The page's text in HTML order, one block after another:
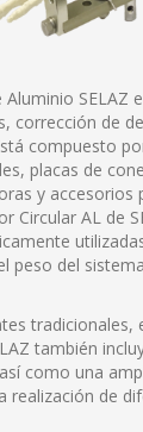
SELAZ
corrección de
compuesto
placas de
y accesorios
Circular AL de
peso del
tradicionales,
también
como una
realización de